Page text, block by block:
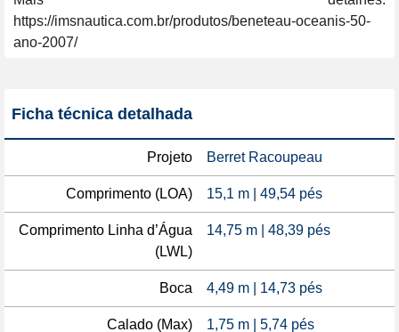
https://imsnautica.com.br/produtos/beneteau-oceanis-50-
ano-2007/
Ficha técnica detalhada
Projeto Berret Racoupeau
Comprimento (LOA) 15,1 m | 49,54 pés
Comprimento Linha d’Água
(LWL)
14,75 m | 48,39 pés
Boca 4,49 m | 14,73 pés
Calado (Max) 1,75 m | 5,74 pés